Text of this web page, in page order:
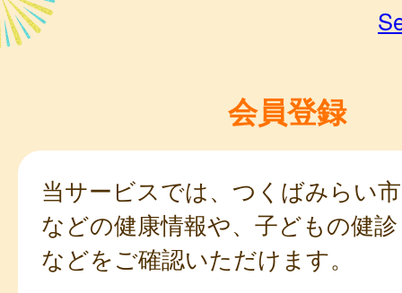
会員登録
当サービスでは、つくばみらい
などの健康情報や、子どもの健
などをご確認いただけます。